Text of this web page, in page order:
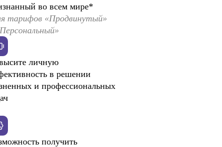
во всем мире*
тарифов «Продвинутый»
личную
в решении
и профессиональных
получить